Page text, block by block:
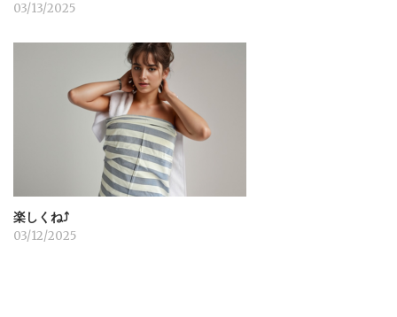
03/13/2025
楽しくね⤴︎
03/12/2025